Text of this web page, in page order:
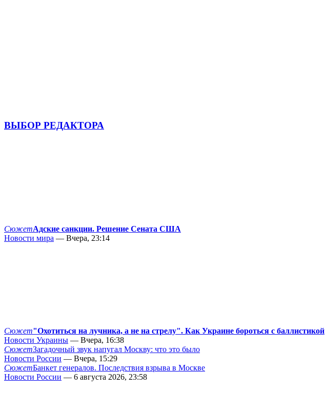
ВЫБОР РЕДАКТОРА
СюжетАдские санкции. Решение Сената США
Новости мира — Вчера, 23:14
Сюжет"Охотиться на лучника, а не на стрелу". Как Украине бороться с баллистикой
Новости Украины — Вчера, 16:38
СюжетЗагадочный звук напугал Москву: что это было
Новости России — Вчера, 15:29
СюжетБанкет генералов. Последствия взрыва в Москве
Новости России — 6 августа 2026, 23:58